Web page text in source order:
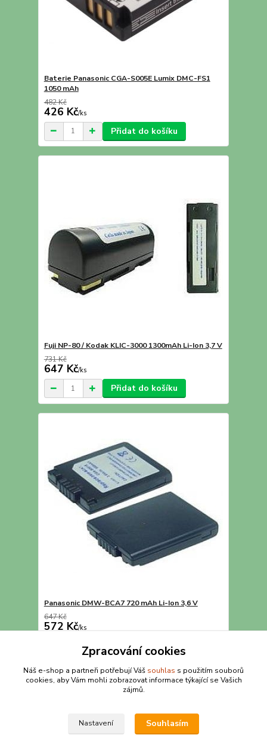
Baterie Panasonic CGA-S005E Lumix DMC-FS1
1050 mAh
482 Kč
426 Kč/ks
Přidat do košíku
Fuji NP-80 / Kodak KLIC-3000 1300mAh Li-Ion 3,7 V
731 Kč
647 Kč/ks
Přidat do košíku
Panasonic DMW-BCA7 720 mAh Li-Ion 3,6 V
647 Kč
572 Kč/ks
Přidat do košíku
strana z 1
Zpracování cookies
Náš e-shop a partneři potřebují Váš souhlas s použitím souborů
cookies, aby Vám mohli zobrazovat informace týkající se Vašich
zájmů.
Nastavení Souhlasím